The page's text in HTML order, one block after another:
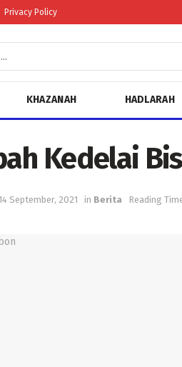
Privacy Policy
KHAZANAH HADLARAH
Kedelai
September, 2021 in Berita Reading